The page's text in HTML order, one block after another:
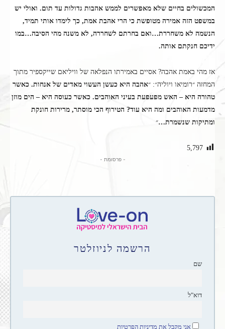
המכשולים בחיים שלא מאפשרים לממש אהבות גדולות עד תום. ואולי יש
במשפט הזה אמירה מטופשת כי הרי אהבת אמת, כך לימדו אותי תמיד,
הנשמה לא משחררת…ואם בחרתם לשחררה, לא משנה מהי הסיבה…במו
ידיכם חנקתם אותה.
אז מהי באמת אהבה? אסיים באמירתו הנפלאה של וויליאם שייקספיר מתוך
המחזה ״רומיאו ויוליה״: ״אהבה היא כעשן העשוי מאדים של אנחות. כאשר
טהורה היא – האש מפעפעת בעיני האוהבים. כאשר כעוסה היא – הים מוזן
מדמעות האוהבים ומה היא עוד? הטירוף הכי מוסתר, מרירות חונקת
ומתיקות שנשמרת…״
5,797
- פרסומת -
הרשמה לניוזלטר
שם
דוא"ל
אני מקבל את מדיניות הפרטיות